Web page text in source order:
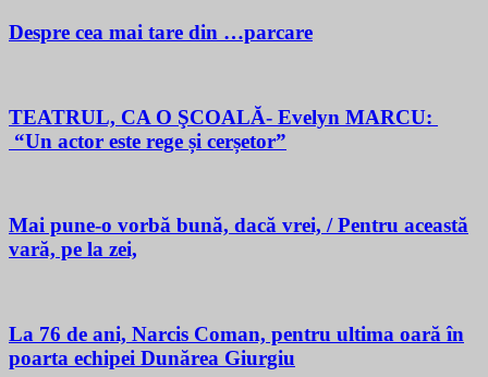
Despre cea mai tare din …parcare
TEATRUL, CA O ŞCOALĂ- Evelyn MARCU:
“Un actor este rege și cerșetor”
Mai pune-o vorbă bună, dacă vrei, / Pentru această
vară, pe la zei,
La 76 de ani, Narcis Coman, pentru ultima oară în
poarta echipei Dunărea Giurgiu